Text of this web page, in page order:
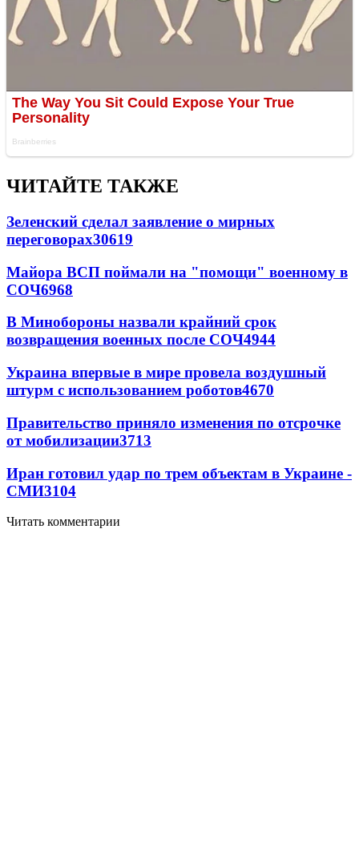
ЧИТАЙТЕ ТАКЖЕ
Зеленский сделал заявление о мирных
переговорах30619
Майора ВСП поймали на "помощи" военному в
СОЧ6968
В Минобороны назвали крайний срок
возвращения военных после СОЧ4944
Украина впервые в мире провела воздушный
штурм с использованием роботов4670
Правительство приняло изменения по отсрочке
от мобилизации3713
Иран готовил удар по трем объектам в Украине -
СМИ3104
Читать комментарии